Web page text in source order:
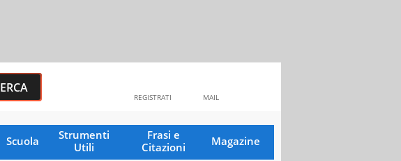
MAIL
REGISTRATI
Scuola
Strumenti
Utili
Frasi e
Citazioni
Magazine